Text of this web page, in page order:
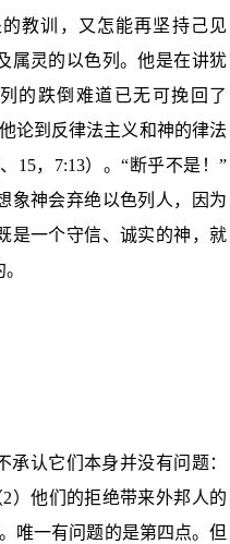
教训，又怎能再坚持己见
属灵的以色列。他是在讲犹
的跌倒难道已无可挽回了
论到反律法主义和神的律法
、 15， 7:13）。“断乎不是！”
象神会弃绝以色列人，因为
是一个守信、诚实的神，就
认它们本身并没有问题：
2）他们的拒绝带来外邦人的
唯一有问题的是第四点。但